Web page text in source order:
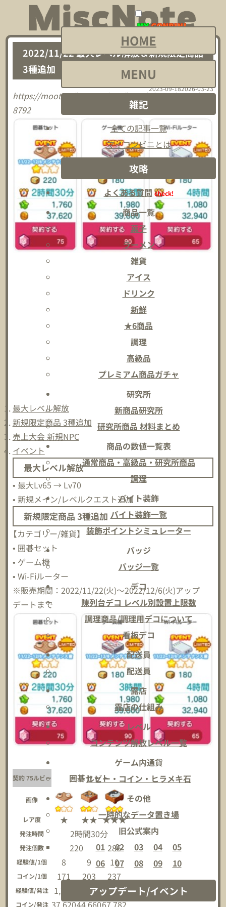
メ
ニ
ュ
ー
を
開
く
メ
ニ
ュ
ー
を
閉
じ
る
HOME
MENU
雑記
全ての記事一覧
マイコンビニとは
攻略
よくある質問 check!
商品一覧
菓子
ラーメン
雑貨
アイス
ドリンク
新鮮
★6商品
調理
高級品
プレミアム商品ガチャ
研究所
新商品研究所
研究所商品 材料まとめ
商品の数値一覧表
通常商品・高級品・研究所商品
調理
バイト装飾
バイト装飾一覧
装飾ポイントシミュレーター
バッジ
バッジ一覧
デコ
陳列台デコ レベル別設置上限数
調理商品/調理用デコについて
看板デコ
配送員
配送員
露店
露店の仕組み
レベル
コンテンツ解放レベル一覧
ゲーム内通貨
ルビー・コイン・ヒラメキ石
その他
一時的なデータ置き場
旧公式案内
01
02 03 04
05
06
07 08 09 10
アップデート/イベント
2022/11/22 最大レベル解放＆新規限定商品
3種追加
2023-09-182026-03-23
https://moot.us/lounges/413/boards/1986/posts/545
8792
最大レベル解放
新規限定商品 3種追加
売上大会 新規NPC
イベント
最大レベル解放
• 最大Lv65 → Lv70
• 新規メイン/レベルクエスト追加
新規限定商品 3種追加
【カテゴリー/雑貨】
• 囲碁セット
• ゲーム機
• Wi-Fiルーター
※販売期間：2022/11/22(火)～2022/12/6(火)アップ
デートまで
契約 75ルビー 囲碁セット
画像
レア度 ★ ★★ ★★★
発注時間 2時間30分
発注個数 220 286
経験値/1個 8 9 10
コイン/1個 171 203 237
経験値/発注 1,760 1,980 2,860
コイン/発注 37,62044,66067,782